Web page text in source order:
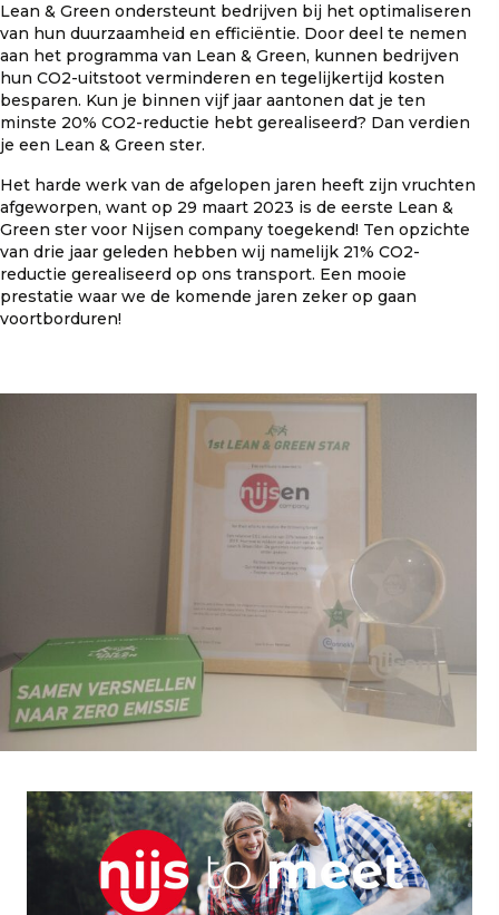
Lean & Green ondersteunt bedrijven bij het optimaliseren
van hun duurzaamheid en efficiëntie. Door deel te nemen
aan het programma van Lean & Green, kunnen bedrijven
hun CO2-uitstoot verminderen en tegelijkertijd kosten
besparen. Kun je binnen vijf jaar aantonen dat je ten
minste 20% CO2-reductie hebt gerealiseerd? Dan verdien
je een Lean & Green ster.
Het harde werk van de afgelopen jaren heeft zijn vruchten
afgeworpen, want op 29 maart 2023 is de eerste Lean &
Green ster voor Nijsen company toegekend! Ten opzichte
van drie jaar geleden hebben wij namelijk 21% CO2-
reductie gerealiseerd op ons transport. Een mooie
prestatie waar we de komende jaren zeker op gaan
voortborduren!